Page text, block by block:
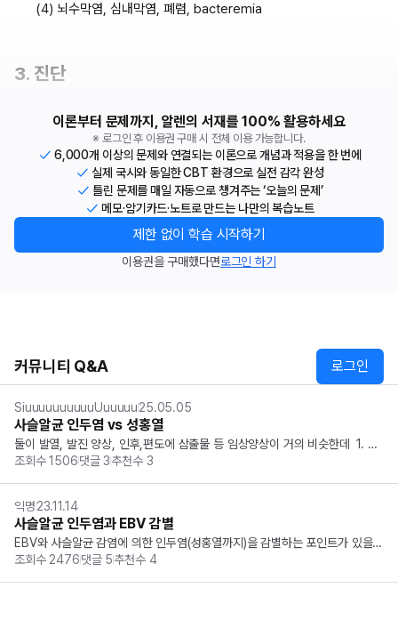
(4) 뇌수막염, 심내막염, 폐렴, bacteremia
3. 진단
이론부터 문제까지, 알렌의 서재를 100% 활용하세요
※ 로그인 후 이용권 구매 시 전체 이용 가능합니다.
6,000개 이상의 문제와 연결되는 이론으로 개념과 적용을 한 번에
실제 국시와 동일한 CBT 환경으로 실전 감각 완성
틀린 문제를 매일 자동으로 챙겨주는 ‘오늘의 문제’
메모·암기카드·노트로 만드는 나만의 복습노트
제한 없이 학습 시작하기
이용권을 구매했다면로그인 하기
커뮤니티 Q&A 로그인
SiuuuuuuuuuuUuuuuu25.05.05
사슬알균 인두염 vs 성홍열
둘이 발열, 발진 양상, 인후,편도에 삼출물 등 임상양상이 거의 비슷한데  1. 소
아에서 사슬알균 인두염 + 딸기혀 = 성홍열 2. 사슬알균 인두염은 소아, 성인
조회수1506댓글3추천수 3
익명23.11.14
사슬알균 인두염과 EBV 감별
EBV와 사슬알균 감염에 의한 인두염(성홍열까지)을 감별하는 포인트가 있을까
요??
조회수 2476댓글 5추천수 4